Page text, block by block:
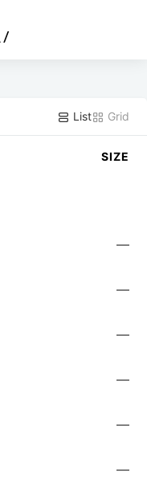
/
List Grid
SIZE
—
—
—
—
—
—